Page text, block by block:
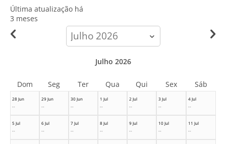
Última atualização há
3 meses
calendar-
month
28 Jun
--
29 Jun
--
30 Jun
--
1 Jul
--
2 Jul
--
3 Jul
--
4 Jul
--
5 Jul
--
6 Jul
--
7 Jul
--
8 Jul
--
9 Jul
--
10 Jul
--
11 Jul
--
Julho 2026
Dom Seg Ter Qua Qui Sex Sáb